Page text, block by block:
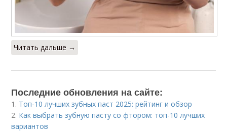
Читать дальше →
Последние обновления на сайте:
1. Топ-10 лучших зубных паст 2025: рейтинг и обзор
2. Как выбрать зубную пасту со фтором: топ-10 лучших
вариантов